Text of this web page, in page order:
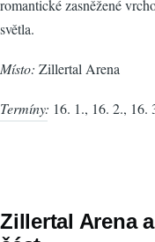
romantické zasněžené
světla.
Místo: Zillertal Arena
Termíny: 16. 1., 16. 2., 16.
Zillertal Arena